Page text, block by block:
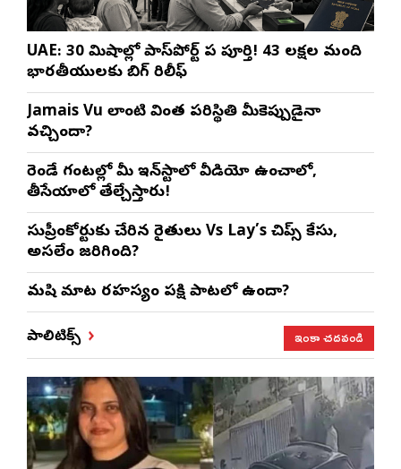
UAE: 30 నిమిషాల్లో పాస్‌పోర్ట్ పని పూర్తి! 43 లక్షల మంది
భారతీయులకు బిగ్ రిలీఫ్
Jamais Vu లాంటి వింత పరిస్థితి మీకెప్పుడైనా
వచ్చిందా?
రెండే గంటల్లో మీ ఇన్‌స్టాలో వీడియో ఉంచాలో,
తీసేయాలో తేల్చేస్తారు!
సుప్రీంకోర్టుకు చేరిన రైతులు Vs Lay’s చిప్స్‌ కేసు,
అసలేం జరిగింది?
మనిషి మాట రహస్యం పక్షి పాటలో ఉందా?
పాలిటిక్స్ ఇంకా చదవండి